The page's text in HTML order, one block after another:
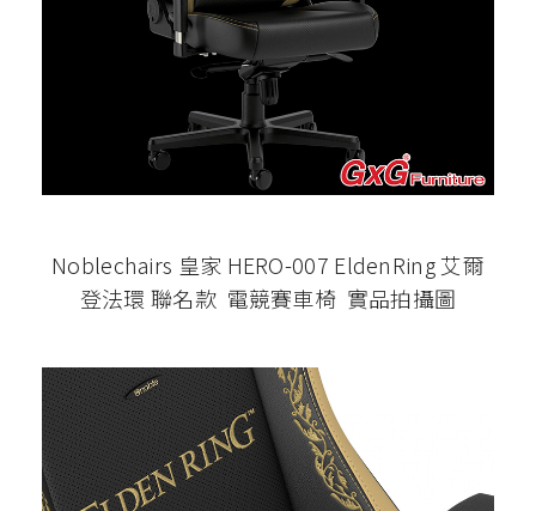
Noblechairs 皇家 HERO-007 EldenRing 艾爾
登法環 聯名款 電競賽車椅 實品拍攝圖